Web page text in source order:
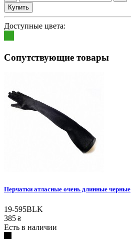
Купить
Доступные цвета:
Сопутствующие товары
Перчатки атласные очень длинные черные
19-595BLK
385 ₴
Есть в наличии